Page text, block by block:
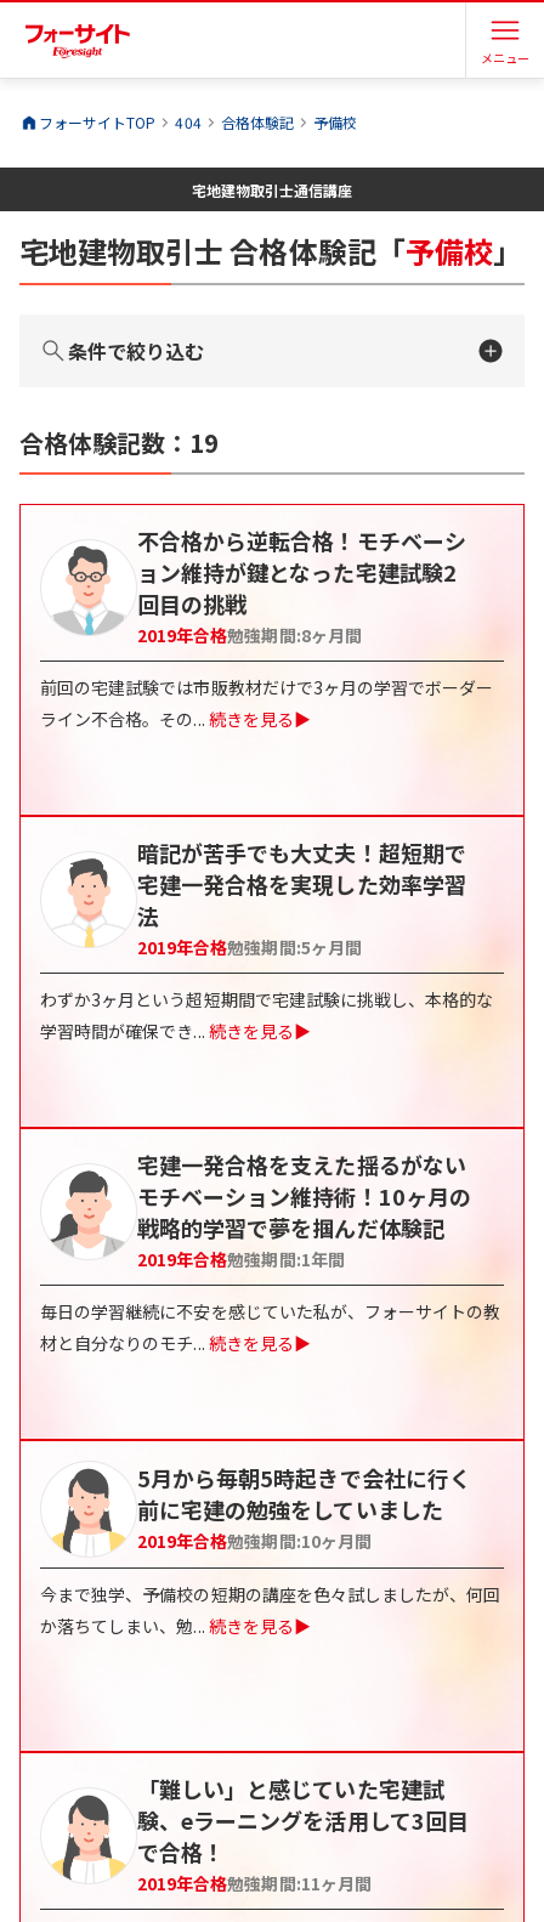
メニュー
フォーサイトTOP 404 合格体験記 予備校
宅地建物取引士通信講座
宅地建物取引士合格体験記「予備校」
条件で絞り込む
合格体験記数： 19
不合格から逆転合格！モチベーシ
ョン維持が鍵となった宅建試験2
回目の挑戦
2019年合格勉強期間:8ヶ月間
前回の宅建試験では市販教材だけで3ヶ月の学習でボーダー
ライン不合格。その... 続きを見る▶
暗記が苦手でも大丈夫！超短期で
宅建一発合格を実現した効率学習
法
2019年合格勉強期間:5ヶ月間
わずか3ヶ月という超短期間で宅建試験に挑戦し、本格的な
学習時間が確保でき... 続きを見る▶
宅建一発合格を支えた揺るがない
モチベーション維持術！10ヶ月の
戦略的学習で夢を掴んだ体験記
2019年合格勉強期間:1年間
毎日の学習継続に不安を感じていた私が、フォーサイトの教
材と自分なりのモチ... 続きを見る▶
5月から毎朝5時起きで会社に行く
前に宅建の勉強をしていました
2019年合格勉強期間:10ヶ月間
今まで独学、予備校の短期の講座を色々試しましたが、何回
か落ちてしまい、勉... 続きを見る▶
「難しい」と感じていた宅建試
験、eラーニングを活用して3回目
で合格！
2019年合格勉強期間:11ヶ月間